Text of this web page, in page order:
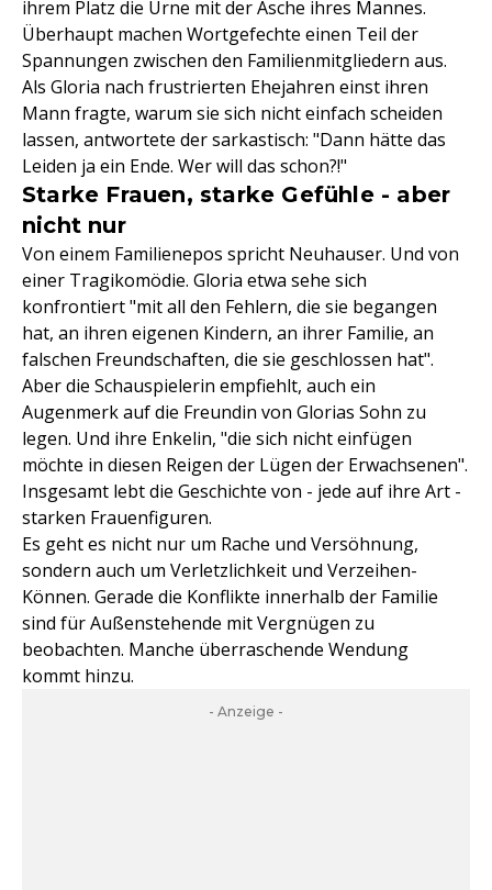
ihrem Platz die Urne mit der Asche ihres Mannes.
Überhaupt machen Wortgefechte einen Teil der
Spannungen zwischen den Familienmitgliedern aus.
Als Gloria nach frustrierten Ehejahren einst ihren
Mann fragte, warum sie sich nicht einfach scheiden
lassen, antwortete der sarkastisch: "Dann hätte das
Leiden ja ein Ende. Wer will das schon?!"
Starke Frauen, starke Gefühle - aber
nicht nur
Von einem Familienepos spricht Neuhauser. Und von
einer Tragikomödie. Gloria etwa sehe sich
konfrontiert "mit all den Fehlern, die sie begangen
hat, an ihren eigenen Kindern, an ihrer Familie, an
falschen Freundschaften, die sie geschlossen hat".
Aber die Schauspielerin empfiehlt, auch ein
Augenmerk auf die Freundin von Glorias Sohn zu
legen. Und ihre Enkelin, "die sich nicht einfügen
möchte in diesen Reigen der Lügen der Erwachsenen".
Insgesamt lebt die Geschichte von - jede auf ihre Art -
starken Frauenfiguren.
Es geht es nicht nur um Rache und Versöhnung,
sondern auch um Verletzlichkeit und Verzeihen-
Können. Gerade die Konflikte innerhalb der Familie
sind für Außenstehende mit Vergnügen zu
beobachten. Manche überraschende Wendung
kommt hinzu.
- Anzeige -